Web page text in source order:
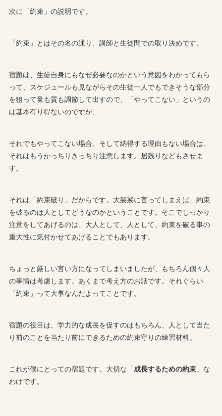
次に「約束」の説明です。
「約束」とはその名の通り、講師と生徒間での取り決めです。
宿題は、生徒自身にもなぜ必要なのかという意図をわかってもら
って、スケジュールも見ながらその生徒一人でもできそうな部分
を狙って量も質も調節して出すので、「やってこない」というの
は基本有り得ないのですが、
それでもやってこない場合、そして納得する理由もない場合は、
それはもうかっちりきっちり注意します。居残りなどもさせま
す。
それは「約束破り」だからです。大袈裟に言ってしまえば、約束
を破るのは人としてどうなのかということです。そこでしっかり
注意をしてあげるのは、大人として、人として、約束を破る事の
重大性に気付かせてあげることでもあります。
ちょっと厳しい言い方になってしまいましたが、もちろん個々人
の事情は考慮します。あくまで考え方のお話です。それぐらい
「約束」って大事なんだよってことです。
宿題の役目は、学力的な成長を促すのはもちろん、人として当た
り前のことを当たり前にできるための約束守りの練習材料。
これが僕にとっての宿題です。大切な「成長するための約束 」な
わけです。